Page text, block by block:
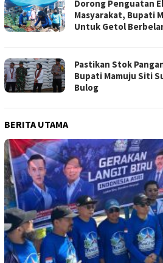
Dorong Penguatan
Masyarakat, Bupati
Untuk Getol
Pastikan Stok
Bupati Mamuju Siti
Bulog
BERITA UTAMA